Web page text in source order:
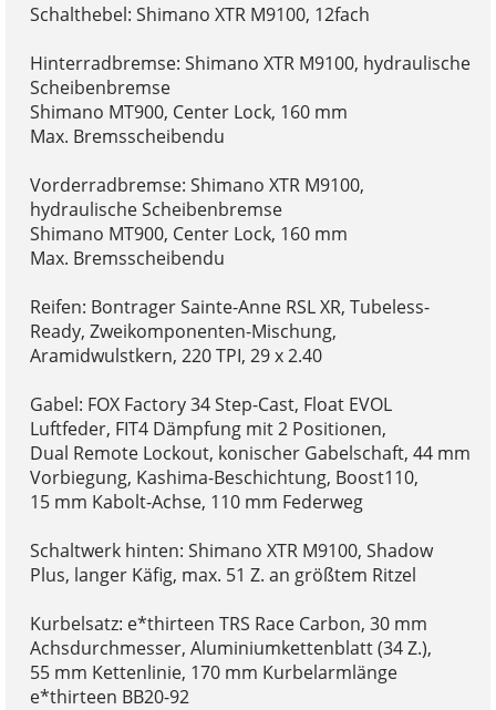
Schalthebel: Shimano XTR M9100, 12fach
Hinterradbremse: Shimano XTR M9100, hydraulische
Scheibenbremse
Shimano MT900, Center Lock, 160 mm
Max. Bremsscheibendu
Vorderradbremse: Shimano XTR M9100,
hydraulische Scheibenbremse
Shimano MT900, Center Lock, 160 mm
Max. Bremsscheibendu
Reifen: Bontrager Sainte-Anne RSL XR, Tubeless-
Ready, Zweikomponenten-Mischung,
Aramidwulstkern, 220 TPI, 29 x 2.40
Gabel: FOX Factory 34 Step-Cast, Float EVOL
Luftfeder, FIT4 Dämpfung mit 2 Positionen,
Dual Remote Lockout, konischer Gabelschaft, 44 mm
Vorbiegung, Kashima-Beschichtung, Boost110,
15 mm Kabolt-Achse, 110 mm Federweg
Schaltwerk hinten: Shimano XTR M9100, Shadow
Plus, langer Käfig, max. 51 Z. an größtem Ritzel
Kurbelsatz: e*thirteen TRS Race Carbon, 30 mm
Achsdurchmesser, Aluminiumkettenblatt (34 Z.),
55 mm Kettenlinie, 170 mm Kurbelarmlänge
e*thirteen BB20-92